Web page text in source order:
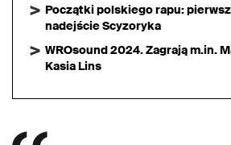
Początki polskiego rapu:
nadejście Scyzoryka
WROsound 2024. Zagrają m.in.
Kasia Lins